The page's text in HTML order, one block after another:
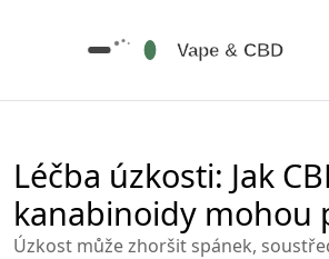
Léčba úzkosti: Jak
kanabinoidy mohou
Úzkost může zhoršit spánek,